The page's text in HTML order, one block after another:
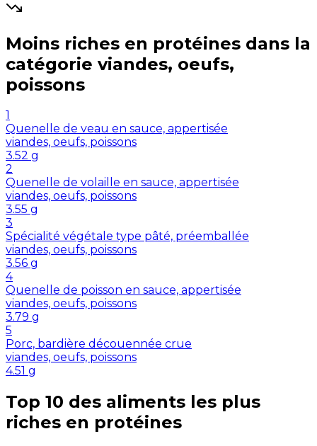
Moins riches en protéines dans la
catégorie viandes, oeufs,
poissons
1
Quenelle de veau en sauce, appertisée
viandes, oeufs, poissons
3.52 g
2
Quenelle de volaille en sauce, appertisée
viandes, oeufs, poissons
3.55 g
3
Spécialité végétale type pâté, préemballée
viandes, oeufs, poissons
3.56 g
4
Quenelle de poisson en sauce, appertisée
viandes, oeufs, poissons
3.79 g
5
Porc, bardière découennée crue
viandes, oeufs, poissons
4.51 g
Top 10 des aliments les plus
riches en protéines